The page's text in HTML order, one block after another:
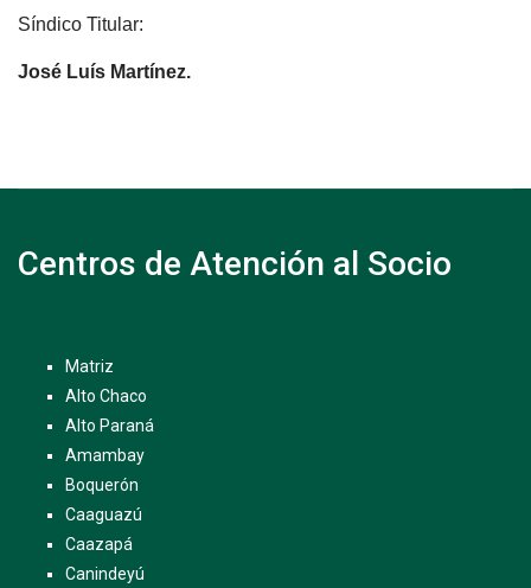
Síndico Titular:
José Luís Martínez.
Centros de Atención al Socio
Matriz
Alto Chaco
Alto Paraná
Amambay
Boquerón
Caaguazú
Caazapá
Canindeyú